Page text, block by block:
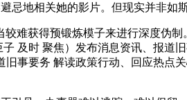
忌地相关她的影片。但现实并非如斯
获得预锻炼模子来进行深度伪制
及时 聚焦）发布消息资讯、报道
事要务 解读政策行动、回应热点